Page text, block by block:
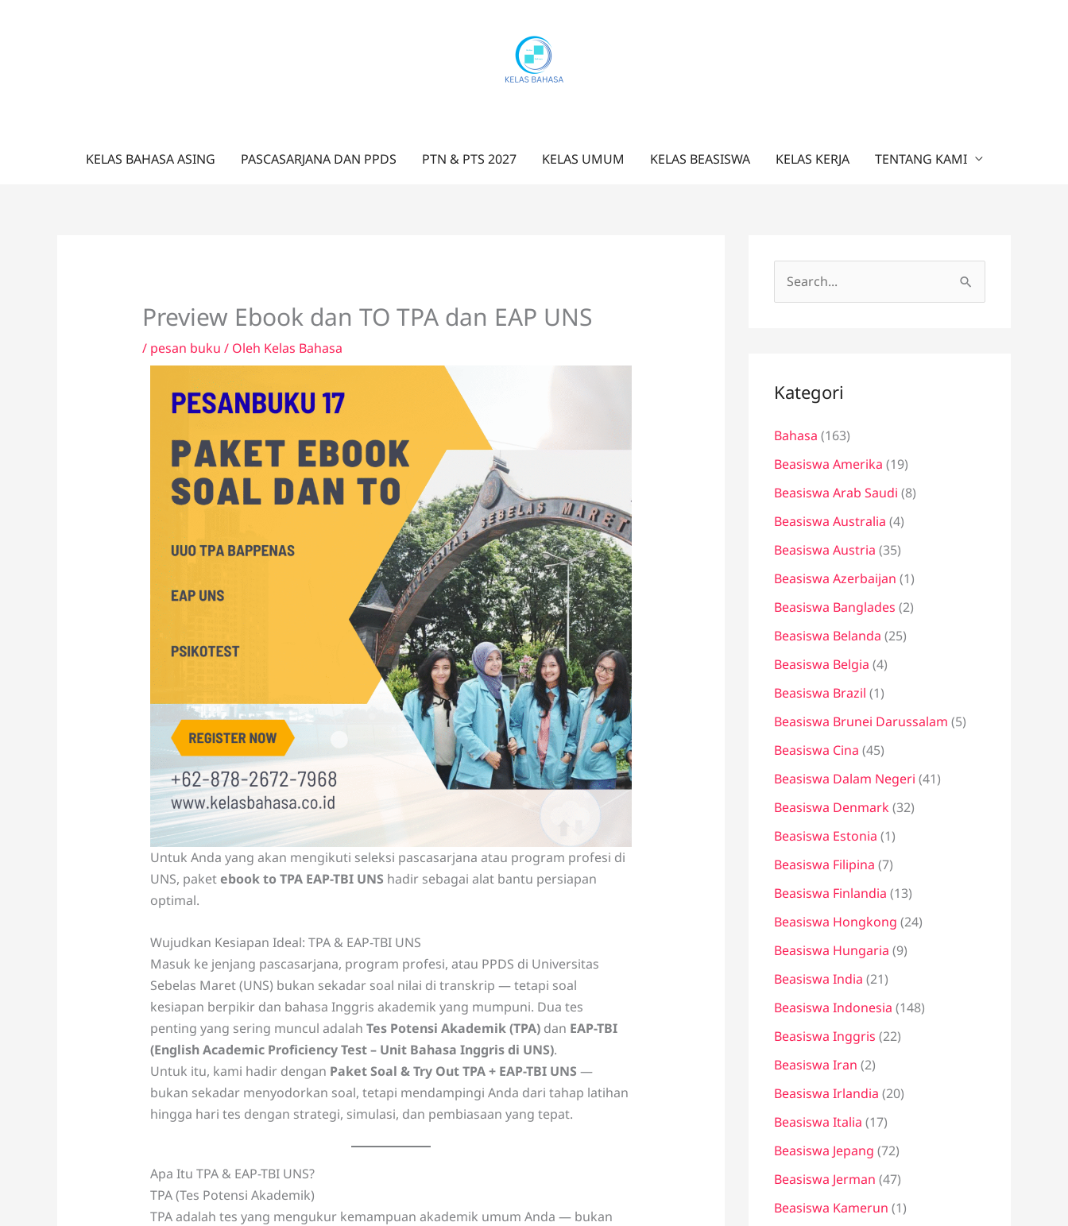
KELAS BAHASA ASING PASCASARJANA DAN PPDS PTN & PTS 2027 KELAS UMUM KELAS BEASISWA KELAS KERJA TENTANG KAMI
Preview Ebook dan TO TPA dan EAP UNS
/ pesan buku / Oleh Kelas Bahasa
Untuk Anda yang akan mengikuti seleksi pascasarjana atau program profesi di
UNS, paketebook to TPA EAP-TBI UNS hadir sebagai alat bantu persiapan
optimal.
Wujudkan Kesiapan Ideal: TPA & EAP-TBI UNS
Masuk ke jenjang pascasarjana, program profesi, atau PPDS di Universitas
Sebelas Maret (UNS) bukan sekadar soal nilai di transkrip — tetapi soal
kesiapan berpikir dan bahasa Inggris akademik yang mumpuni. Dua tes
penting yang sering muncul adalah Tes Potensi Akademik (TPA)dan EAP-TBI
(English Academic Proficiency Test – Unit Bahasa Inggris di UNS).
Untuk itu, kami hadir dengan Paket Soal & Try Out TPA + EAP-TBI UNS —
bukan sekadar menyodorkan soal, tetapi mendampingi Anda dari tahap latihan
hingga hari tes dengan strategi, simulasi, dan pembiasaan yang tepat.
Apa Itu TPA & EAP-TBI UNS?
TPA (Tes Potensi Akademik)
TPA adalah tes yang mengukur kemampuan akademik umum Anda — bukan
u
t
u
k
:
Kategori
Bahasa (163)
Beasiswa Amerika (19)
Beasiswa Arab Saudi (8)
Beasiswa Australia (4)
Beasiswa Austria (35)
Beasiswa Azerbaijan (1)
Beasiswa Banglades (2)
Beasiswa Belanda (25)
Beasiswa Belgia (4)
Beasiswa Brazil (1)
Beasiswa Brunei Darussalam (5)
Beasiswa Cina (45)
Beasiswa Dalam Negeri (41)
Beasiswa Denmark(32)
Beasiswa Estonia (1)
Beasiswa Filipina (7)
Beasiswa Finlandia (13)
Beasiswa Hongkong (24)
Beasiswa Hungaria (9)
Beasiswa India (21)
Beasiswa Indonesia (148)
Beasiswa Inggris (22)
Beasiswa Iran (2)
Beasiswa Irlandia (20)
Beasiswa Italia (17)
Beasiswa Jepang (72)
Beasiswa Jerman (47)
Beasiswa Kamerun (1)